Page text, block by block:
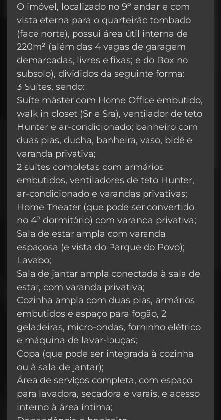
O imóvel, localizado no 9º andar e com
vista eterna para o quarteirão tombado
(face norte), possui área útil interna de
220m² (além das 4 vagas de garagem
demarcadas, livres e fixas; e do Box no
subsolo), divididos da seguinte forma:
3 Suítes, sendo:
Suíte máster com Home Office embutido,
walk in closet (Sr e Sra), ventilador de teto
Hunter e ar-condicionado; banheiro com
duas pias, ducha, banheira, vaso, bidê e
varanda privativa;
2 suítes completas com armários
embutidos, ventiladores de teto Hunter,
ar-condicionado e varandas privativas;
Home Theater (que pode ser convertido
no 4º dormitório) com varanda privativa;
Sala de estar ampla com varanda
espaçosa (e vista do Parque do Povo);
Lavabo;
Sala de jantar ampla conectada à sala de
estar, com varanda privativa;
Cozinha ampla com duas pias, armários
embutidos e espaço para fogão, 2
geladeiras, micro-ondas, forninho elétrico
e máquina de lavar-louças;
Copa (que pode ser integrada à cozinha
ou à sala de jantar);
Área de serviços completa, com espaço
para lavadora, secadora e varais, e acesso
interno à área íntima;